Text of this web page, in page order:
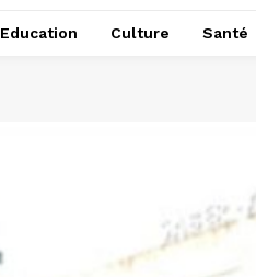
Education Culture Santé